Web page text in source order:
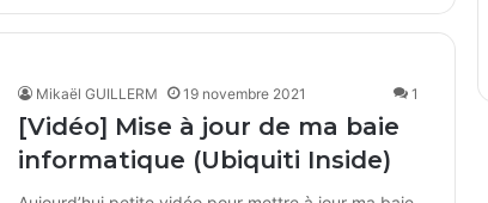
Mikaël GUILLERM 19 novembre 2021 1
[Vidéo] Mise à jour de ma baie
informatique (Ubiquiti Inside)